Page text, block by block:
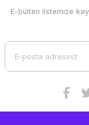
Ürün resmi
E-bülten listemize